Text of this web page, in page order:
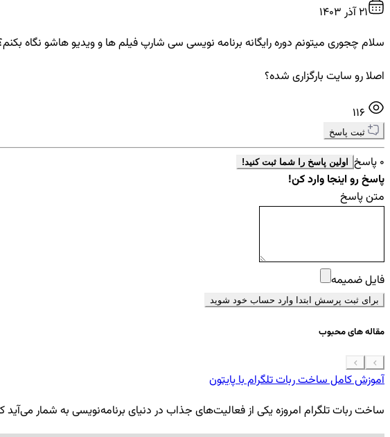
21 آذر ۱۴۰۳
سلام چجوری میتونم دوره رایگانه برنامه نویسی سی شارپ فیلم ها و ویدیو هاشو نگاه
اصلا رو سایت بارگزاری شده؟
ثبت پاسخ
0 پاسخ اولین پاسخ را شما ثبت کنید!
پاسخ رو اینجا وارد کن!
متن پاسخ
فایل ضمیمه
برای ثبت پرسش ابتدا وارد حساب خود شوید
مقاله های محبوب
آموزش کامل ساخت ربات تلگرام با پایتون
ساخت ربات تلگرام امروزه یکی از فعالیت‌های جذاب در دنیای برنامه‌نویسی به شمار می‌آید